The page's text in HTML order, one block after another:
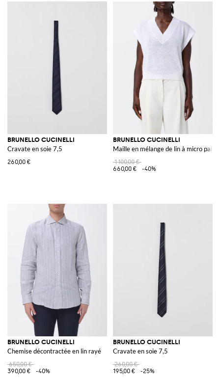
BRUNELLO CUCINELLI
Cravate en soie 7,5
260,00 €
BRUNELLO CUCINELLI
Maille en mélange de lin à micro
1 100,00 €
660,00 €
-40%
BRUNELLO CUCINELLI
Chemise décontractée en lin rayé
650,00 €
390,00 €
-40%
BRUNELLO CUCINELLI
Cravate en soie 7,5
260,00 €
195,00 €
-25%